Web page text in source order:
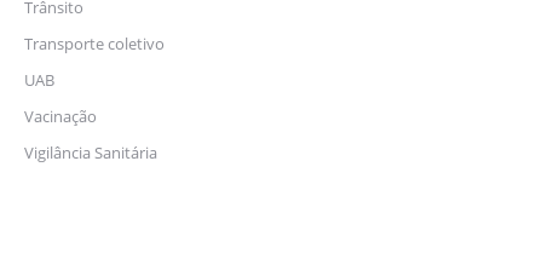
Trânsito
Transporte coletivo
UAB
Vacinação
Vigilância Sanitária